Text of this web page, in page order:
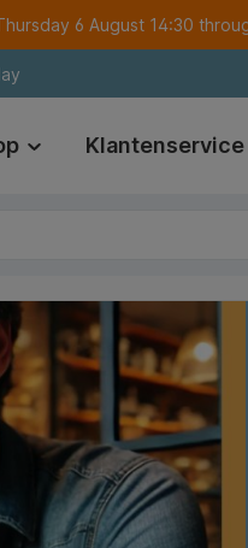
6 August 14:30
Klantenservice